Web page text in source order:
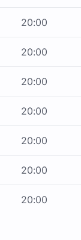
20:00
20:00
20:00
20:00
20:00
20:00
20:00